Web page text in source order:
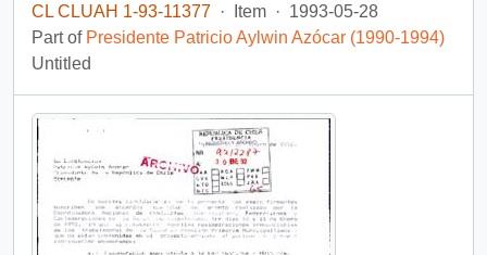
CL CLUAH 1-93-11377 · Item · 1993-05-28
Part of Presidente Patricio Aylwin Azócar (1990-1994)
Untitled